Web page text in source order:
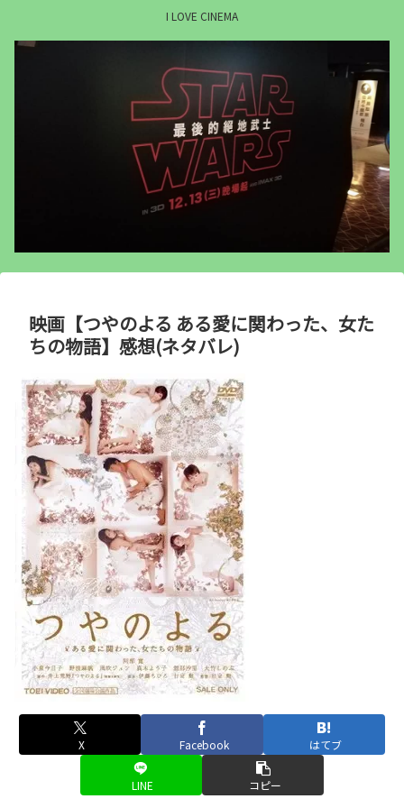
I LOVE CINEMA
映画【つやのよる ある愛に関わった、女た
ちの物語】感想(ネタバレ)
X Facebook はてブ
LINE コピー